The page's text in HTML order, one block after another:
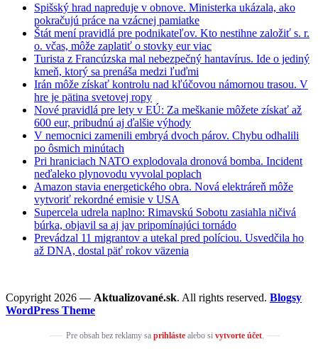
Spišský hrad napreduje v obnove. Ministerka ukázala, ako
pokračujú práce na vzácnej pamiatke
Štát mení pravidlá pre podnikateľov. Kto nestihne založiť s. r.
o. včas, môže zaplatiť o stovky eur viac
Turista z Francúzska mal nebezpečný hantavírus. Ide o jediný
kmeň, ktorý sa prenáša medzi ľuďmi
Irán môže získať kontrolu nad kľúčovou námornou trasou. V
hre je pätina svetovej ropy
Nové pravidlá pre lety v EÚ: Za meškanie môžete získať až
600 eur, pribudnú aj ďalšie výhody
V nemocnici zamenili embryá dvoch párov. Chybu odhalili
po ôsmich minútach
Pri hraniciach NATO explodovala dronová bomba. Incident
neďaleko plynovodu vyvolal poplach
Amazon stavia energetického obra. Nová elektráreň môže
vytvoriť rekordné emisie v USA
Supercela udrela naplno: Rimavskú Sobotu zasiahla ničivá
búrka, objavil sa aj jav pripomínajúci tornádo
Prevádzal 11 migrantov a utekal pred políciou. Usvedčila ho
až DNA, dostal päť rokov väzenia
Copyright 2026 — Aktualizované.sk. All rights reserved. Blogsy
WordPress Theme
Pre obsah bez reklamy sa prihlástealebo si vytvorte účet.